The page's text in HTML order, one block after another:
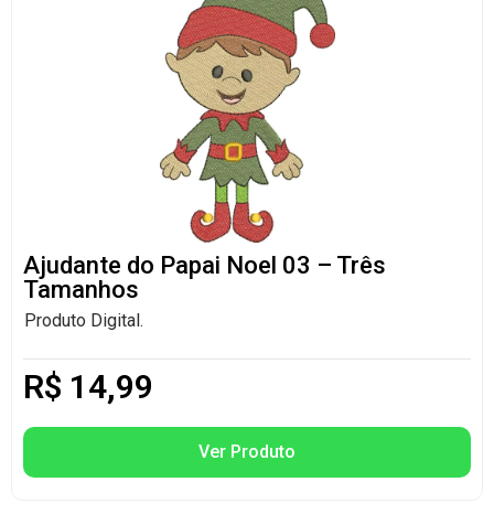
Ajudante do Papai Noel 03 – Três
Tamanhos
Produto Digital.
R$ 14,99
Ver Produto